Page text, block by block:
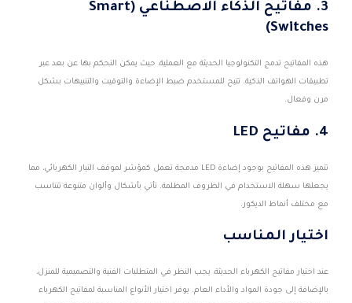
3. مفاتيح الذكاء الاصطناعي (Smart
Switches)
هذه المفاتيح تدمج التكنولوجيا الحديثة مع العملية، حيث يمكن التحكم بها عن بعد عبر
تطبيقات الهواتف الذكية. تتيح للمستخدم ضبط الإضاءة والتوقيت والتنبيهات بشكل
مرن وفعال.
4. مفاتيح LED
تتميز هذه المفاتيح بوجود إضاءة LED مدمجة تعمل كمؤشر لموقف التيار الكهربائي، مما
يجعلها سهلة الاستخدام في الظروف المظلمة. تأتي بأشكال وألوان متنوعة تتناسب
مع مختلف أنماط الديكور.
اختيار المناسب
عند اختيار مفاتيح الكهرباء الحديثة، يجب النظر في المتطلبات الفنية والتصميمية للمنزل،
بالإضافة إلى جودة المواد والأداء العام. يوفر اختيار الأنواع المناسبة لمفاتيح الكهرباء